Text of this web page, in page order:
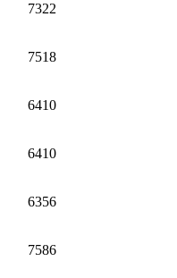
7322
7518
6410
6410
6356
7586